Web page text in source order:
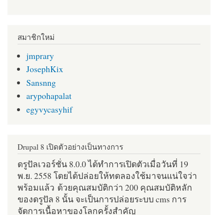
สมาชิกใหม่
jmprary
JosephKix
Sansnng
arypohapalat
egyvycasyhif
Drupal 8 เปิดตัวอย่างเป็นทางการ
ดรูปัลเวอร์ชั่น 8.0.0 ได้ทำการเปิดตัวเมื่อวันที่ 19
พ.ย. 2558 โดยได้ปล่อยให้ทดลองใช้มาจนแน่ใจว่า
พร้อมแล้ว ด้วยคุณสมบัติกว่า 200 คุณสมบัติหลัก
ของดรูปัล 8 นั้น จะเป็นการปล่อยระบบ cms การ
จัดการเนื้อหาของโลกครั้งสำคัญ